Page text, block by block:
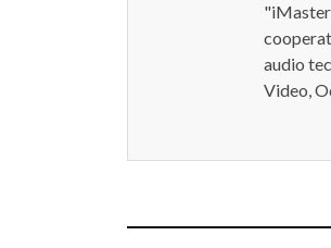
audio
Video,